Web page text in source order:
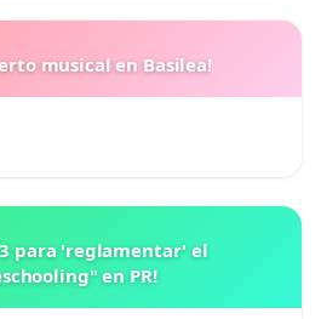
musical en Basilea!
para 'reglamentar' el
en PR!